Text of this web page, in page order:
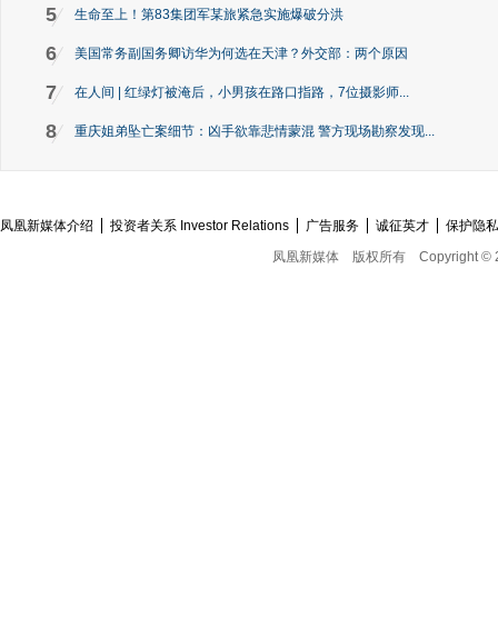
5 生命至上！第83集团军某旅紧急实施爆破分洪
6 美国常务副国务卿访华为何选在天津？外交部：两个原因
7 在人间 | 红绿灯被淹后，小男孩在路口指路，7位摄影师...
8 重庆姐弟坠亡案细节：凶手欲靠悲情蒙混 警方现场勘察发现...
凤凰新媒体介绍 投资者关系 Investor Relations 广告服务 诚征英才
保护隐
凤凰新媒体
版权所有 Copyright ©